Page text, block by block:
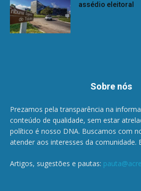
assédio eleitoral
Sobre nós
Prezamos pela transparência na
conteúdo de qualidade, sem estar
político é nosso DNA. Buscamos com
atender aos interesses da comunidade.
Artigos, sugestões e pautas: